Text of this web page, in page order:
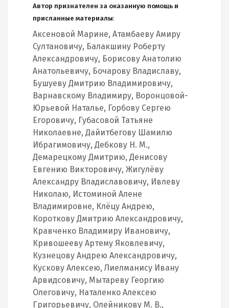
Автор признателен за оказанную помощь и
присланные материалы:
Аксеновой Марине, Атамбаеву Амиру
Султановичу, Балакшину Роберту
Александровичу, Борисову Анатолию
Анатольевичу, Бочарову Владиславу,
Бушуеву Дмитрию Владимировичу,
Варнавскому Владимиру, Воронцовой-
Юрьевой Наталье, Горбову Сергею
Егоровичу, Губасовой Татьяне
Николаевне, Дайитбегову Шамилю
Ибрагимовичу, Дебкову Н. М.,
Демарецкому Дмитрию, Денисову
Евгению Викторовичу, Жигулёву
Александру Владиславовичу, Ивлеву
Николаю, Истоминой Алене
Владимировне, Клёцу Андрею,
Короткову Дмитрию Александровичу,
Кравченко Владимиру Ивановичу,
Кривошееву Артему Яковлевичу,
Кузнецову Андрею Александровичу,
Кускову Алексею, Лиелманису Ивану
Арвидсовичу, Мытареву Георгию
Олеговичу, Наталенко Алексею
Григорьевичу, Олейникову М. В.,